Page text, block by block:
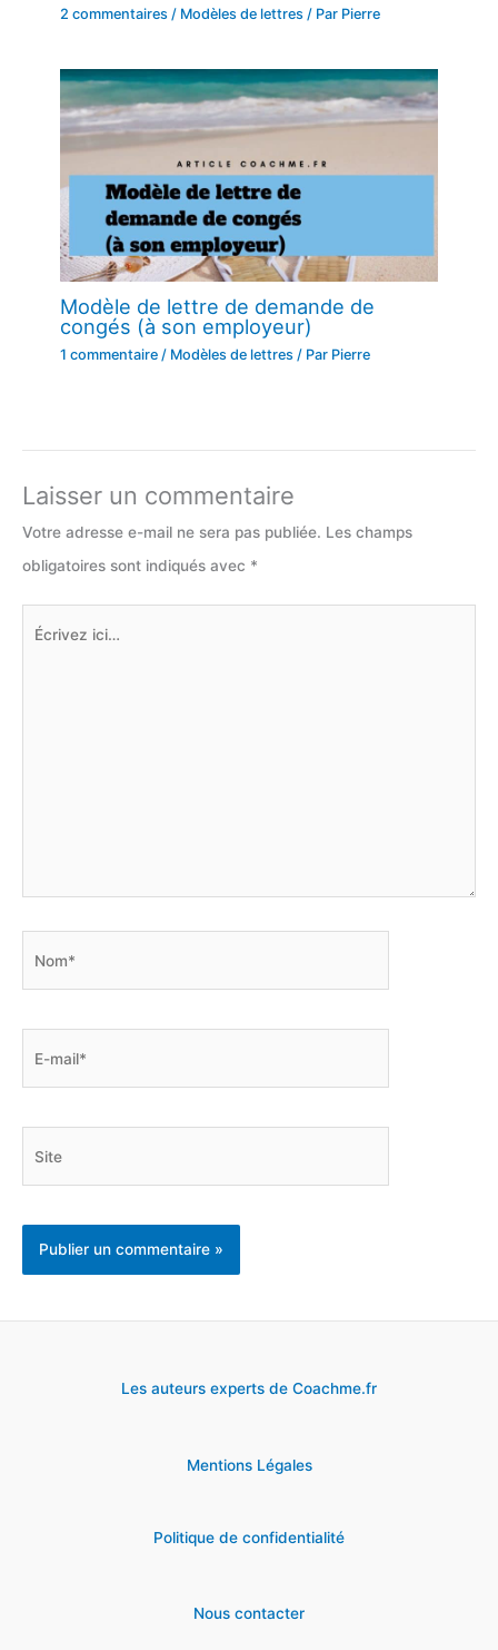
2 commentaires / Modèles de lettres / Par Pierre
Modèle de lettre de demande de
congés (à son employeur)
1 commentaire / Modèles de lettres / Par Pierre
Laisser un commentaire
Votre adresse e-mail ne sera pas publiée. Les champs
obligatoires sont indiqués avec *
Les auteurs experts de Coachme.fr
Mentions Légales
Politique de confidentialité
Nous contacter